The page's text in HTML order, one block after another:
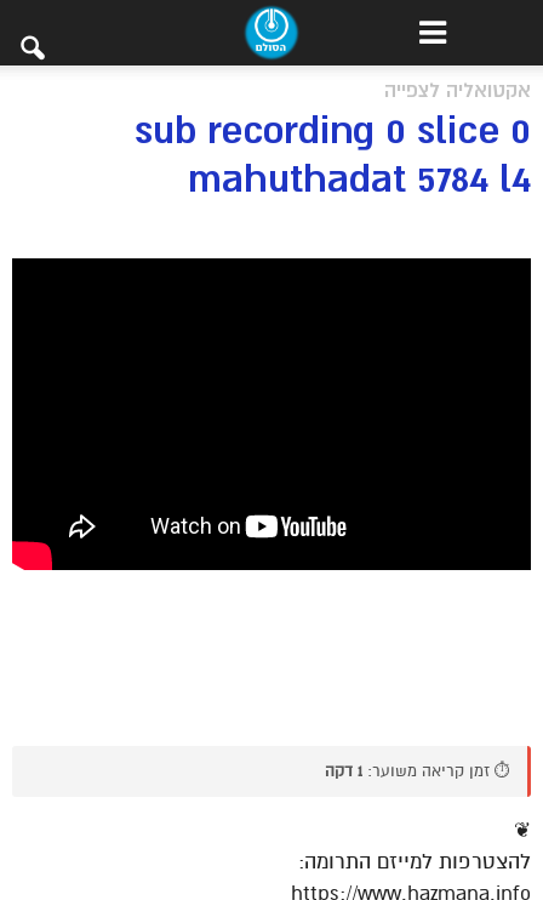
אקטואליה לצפייה
sub recording 0 slice 0
mahuthadat 5784 l4
⏱️ זמן קריאה משוער: 1 דקה
❦
להצטרפות למייזם התרומה:
https://www.hazmana.info